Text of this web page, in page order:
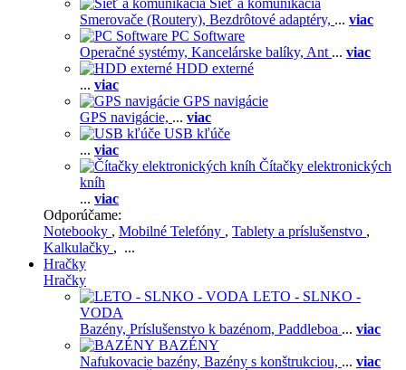
Sieť a komunikácia
Smerovače (Routery), Bezdrôtové adaptéry, ... viac
PC Software
Operačné systémy, Kancelárske balíky, Ant ... viac
HDD externé
... viac
GPS navigácie
GPS navigácie, ... viac
USB kľúče
... viac
Čítačky elektronických
kníh
... viac
Odporúčame:
Notebooky , Mobilné Telefóny , Tablety a príslušenstvo ,
Kalkulačky , ...
Hračky
Hračky
LETO - SLNKO -
VODA
Bazény, Príslušenstvo k bazénom, Paddleboa ... viac
BAZÉNY
Nafukovacie bazény, Bazény s konštrukciou, ... viac